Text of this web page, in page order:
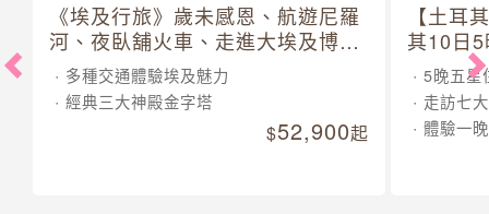
《埃及行旅》歲未感恩、航遊尼羅
河、夜臥舖火車、走進大埃及博物
館 10 日
多種交通體驗埃及魅力
經典三大神殿金字塔
52,900起
【土耳
其10日
5晚五星
走訪七
體驗一